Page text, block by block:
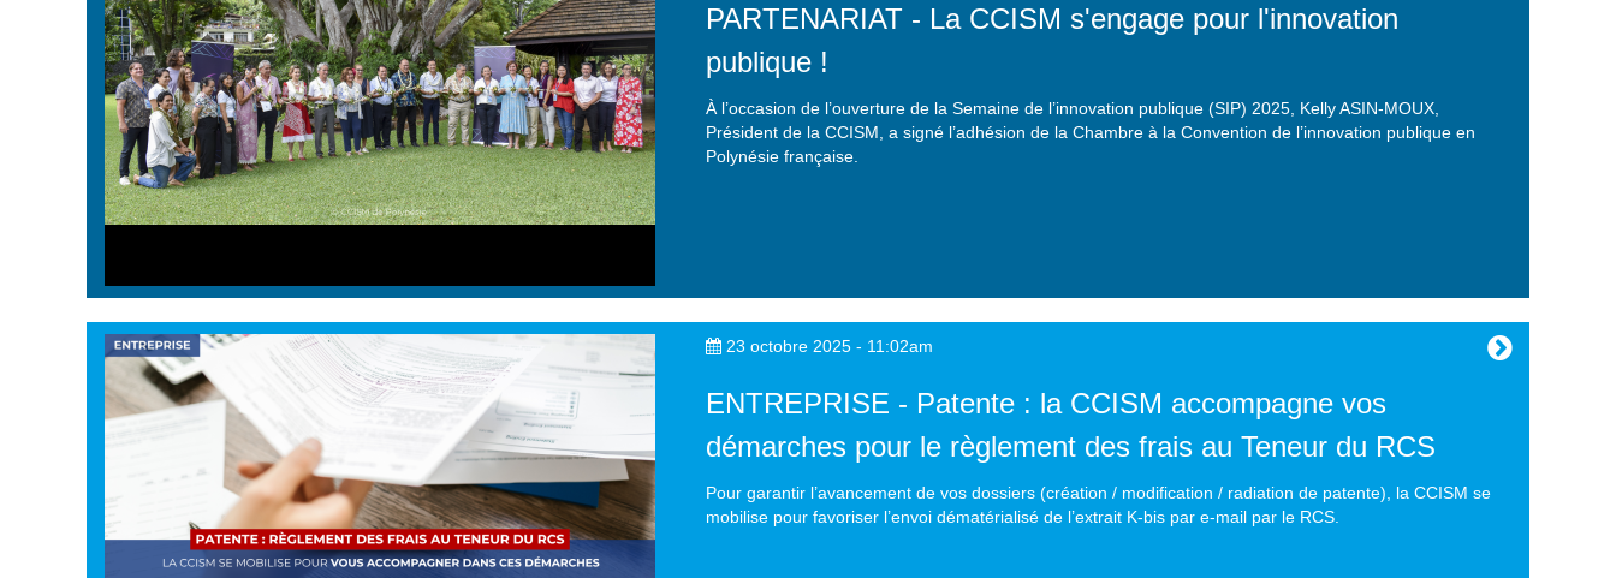
PARTENARIAT - La CCISM s'engage pour l'innovation
publique !
À l’occasion de l’ouverture de la Semaine de l’innovation publique (SIP) 2025, Kelly ASIN-MOUX,
Président de la CCISM, a signé l’adhésion de la Chambre à la Convention de l’innovation publique en
Polynésie française.
23 octobre 2025 - 11:02am
ENTREPRISE - Patente : la CCISM accompagne vos
démarches pour le règlement des frais au Teneur du RCS
Pour garantir l’avancement de vos dossiers (création / modification / radiation de patente), la CCISM se
mobilise pour favoriser l’envoi dématérialisé de l’extrait K-bis par e-mail par le RCS.